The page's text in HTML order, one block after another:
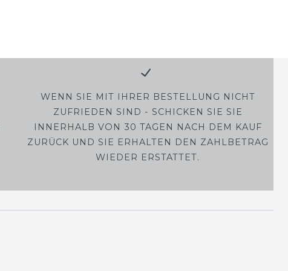
WENN SIE MIT IHRER BESTELLUNG NICHT
ZUFRIEDEN SIND - SCHICKEN SIE SIE
INNERHALB VON 30 TAGEN NACH DEM KAUF
ZURÜCK UND SIE ERHALTEN DEN ZAHLBETRAG
WIEDER ERSTATTET.